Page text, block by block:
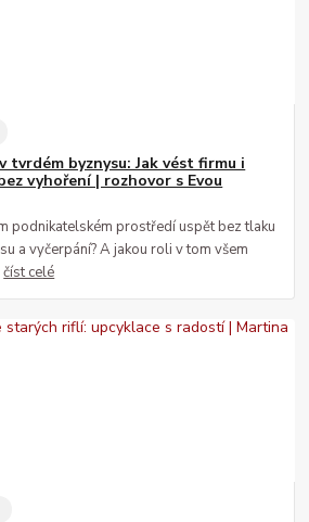
tvrdém byznysu: Jak vést firmu i
vyhoření | rozhovor s Evou
podnikatelském prostředí uspět bez tlaku
a vyčerpání? A jakou roli v tom všem
číst celé